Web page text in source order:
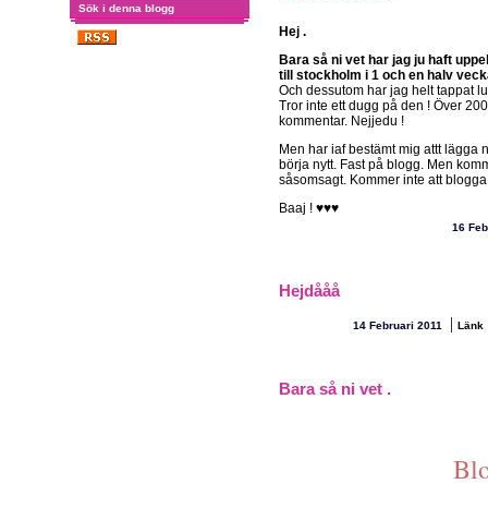
Sök i denna blogg
Hej .
Bara så ni vet har jag ju haft
till stockholm i 1 och en halv
Och dessutom har jag helt tappat
Tror inte ett dugg på den ! Över
kommentar. Nejjedu !
Men har iaf bestämt mig attt lägga
börja nytt. Fast på blogg. Men
såsomsagt. Kommer inte att
Baaj ! ♥♥♥
16
Hejdååå
14 Februari 2011 | Länk
Bara så ni vet .